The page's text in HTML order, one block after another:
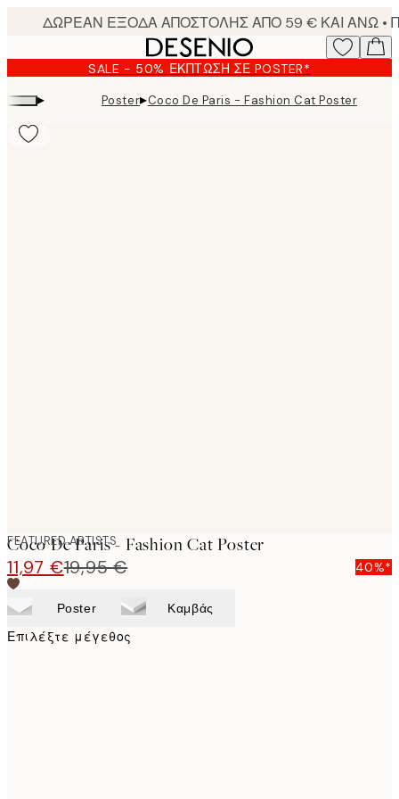
content.
SALE - 50% ΈΚΠΤΩΣΗ ΣΕ POSTER*
▸ Poster▸Coco De Paris - Fashion Cat Poster
FEATURED ARTISTS
Coco De Paris - Fashion Cat Poster
11,97 €19,95 € 40%*
Poster Καμβάς
Επιλέξτε μέγεθος